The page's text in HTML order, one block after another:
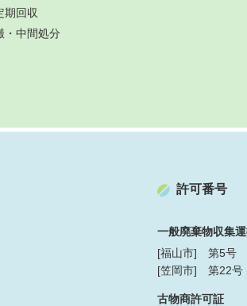
期回収
・中間処分
許可番号
一般廃棄物収集
[福山市] 第5号
[笠岡市] 第22号
古物商許可証